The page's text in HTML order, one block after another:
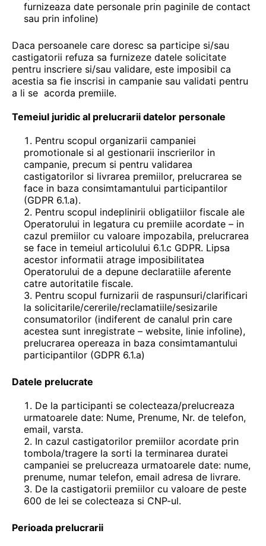
furnizeaza date personale prin paginile de contact
sau prin infoline)
Daca persoanele care doresc sa participe si/sau
castigatorii refuza sa furnizeze datele solicitate
pentru inscriere si/sau validare, este imposibil ca
acestia sa fie inscrisi in campanie sau validati pentru
a li se acorda premiile.
Temeiul juridic al prelucrarii datelor personale
Pentru scopul organizarii campaniei
promotionale si al gestionarii inscrierilor in
campanie, precum si pentru validarea
castigatorilor si livrarea premiilor, prelucrarea se
face in baza consimtamantului participantilor
(GDPR 6.1.a).
Pentru scopul indeplinirii obligatiilor fiscale ale
Operatorului in legatura cu premiile acordate – in
cazul premiilor cu valoare impozabila, prelucrarea
se face in temeiul articolului 6.1.c GDPR. Lipsa
acestor informatii atrage imposibilitatea
Operatorului de a depune declaratiile aferente
catre autoritatile fiscale.
Pentru scopul furnizarii de raspunsuri/clarificari
la solicitarile/cererile/reclamatiile/sesizarile
consumatorilor (indiferent de canalul prin care
acestea sunt inregistrate – website, linie infoline),
prelucrarea opereaza in baza consimtamantului
participantilor (GDPR 6.1.a)
Datele prelucrate
De la participanti se colecteaza/prelucreaza
urmatoarele date: Nume, Prenume, Nr. de telefon,
email, varsta.
In cazul castigatorilor premiilor acordate prin
tombola/tragere la sorti la terminarea duratei
campaniei se prelucreaza urmatoarele date: nume,
prenume, numar telefon, email adresa de livrare.
De la castigatorii premiilor cu valoare de peste
600 de lei se colecteaza si CNP-ul.
Perioada prelucrarii